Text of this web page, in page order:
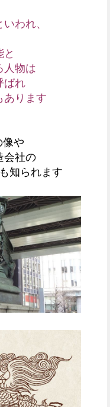
われ、
と
人物は
ばれ
あります
像や
会社の
知られます